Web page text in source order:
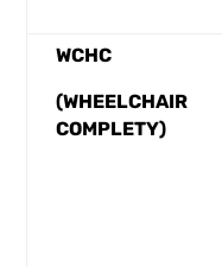
WCHC
(WHEELCHAIR
COMPLETY)